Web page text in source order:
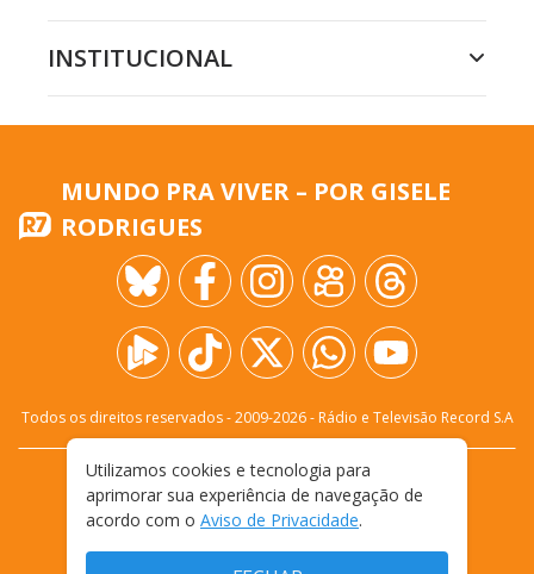
INSTITUCIONAL
MUNDO PRA VIVER – POR GISELE
RODRIGUES
Todos os direitos reservados - 2009-2026- Rádio e Televisão Record S.A
FALE CONOSCO
PRIVACIDADE
TERMOS E CONDIÇÕES DE USO
Utilizamos cookies e tecnologia para
aprimorar sua experiência de navegação de
acordo com o Aviso de Privacidade.